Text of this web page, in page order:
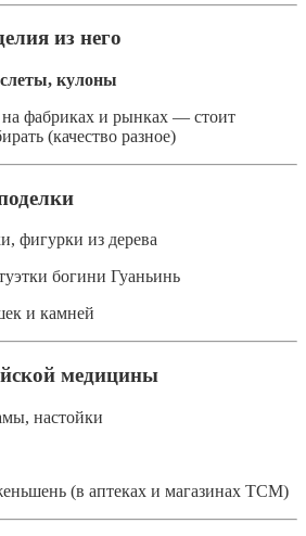
из него
кулоны
на фабриках и рынках — стоит
(качество разное)
фигурки из дерева
богини Гуаньинь
и камней
медицины
настойки
(в аптеках и магазинах TCM)